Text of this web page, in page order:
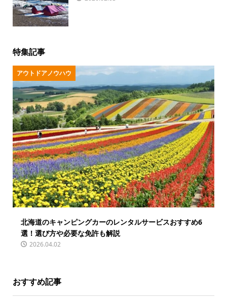
特集記事
アウトドアノウハウ
北海道のキャンピングカーのレンタルサービスおすすめ6
選！選び方や必要な免許も解説
2026.04.02
おすすめ記事